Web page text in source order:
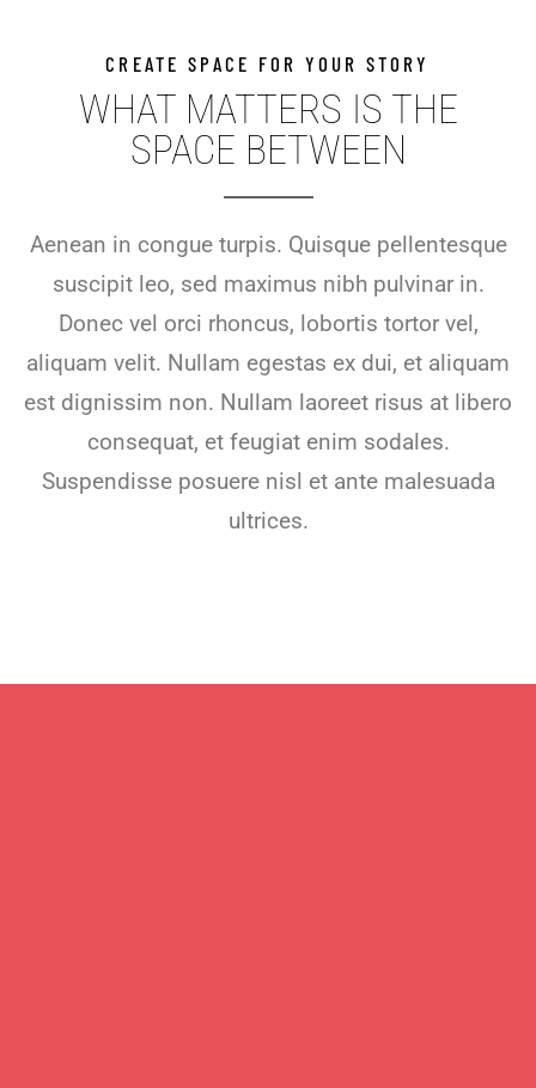
CREATE SPACE FOR YOUR STORY
WHAT MATTERS IS THE
SPACE BETWEEN
Aenean in congue turpis. Quisque pellentesque
suscipit leo, sed maximus nibh pulvinar in.
Donec vel orci rhoncus, lobortis tortor vel,
aliquam velit. Nullam egestas ex dui, et aliquam
est dignissim non. Nullam laoreet risus at libero
consequat, et feugiat enim sodales.
Suspendisse posuere nisl et ante malesuada
ultrices.